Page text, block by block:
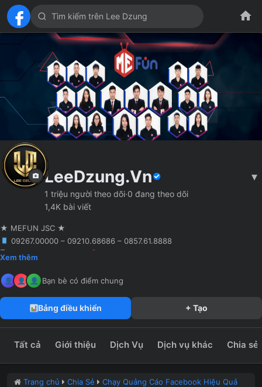
LeeDzung.Vn ▾
1 triệu người theo dõi·0 đang theo dõi
1,4K bài viết
★ MEFUN JSC ★
09267.00000 – 09210.68686 – 0857.61.8888
🖥 Agency truyền thông
leedzung.vn
Xem thêm
Bạn bè có điểm chung
Bảng điều khiển + Tạo
Tất cả Giới thiệu Dịch Vụ Dịch vụ khác Chia sẻ
Trang chủ Chia Sẻ
Chạy Quảng Cáo Facebook Hiệu Quả